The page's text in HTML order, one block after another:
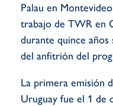
Palau en
trabajo de TWR en
durante quince
del anfitrión del
La primera emisión
Uruguay fue el 1 de